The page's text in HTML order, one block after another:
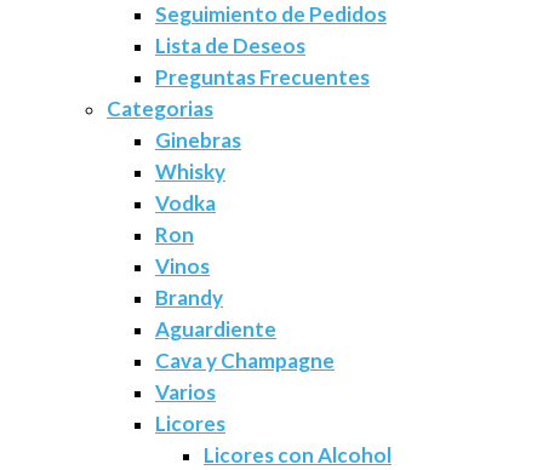
Seguimiento de Pedidos
Lista de Deseos
Preguntas Frecuentes
Categorias
Ginebras
Whisky
Vodka
Ron
Vinos
Brandy
Aguardiente
Cava y Champagne
Varios
Licores
Licores con Alcohol